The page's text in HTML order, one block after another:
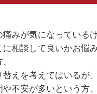
痛みが気になっている
に相談して良いかお悩
替えを考えてはいるが
や不安が多いという方